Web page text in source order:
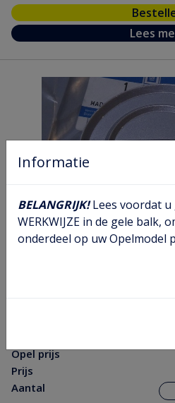
Lees
Naafdeksel
Opel prijs
Prijs
Aantal
Informatie
BELANGRIJK!Lees voordat u
WERKWIJZE in de gele balk,
onderdeel op uw Opelmodel